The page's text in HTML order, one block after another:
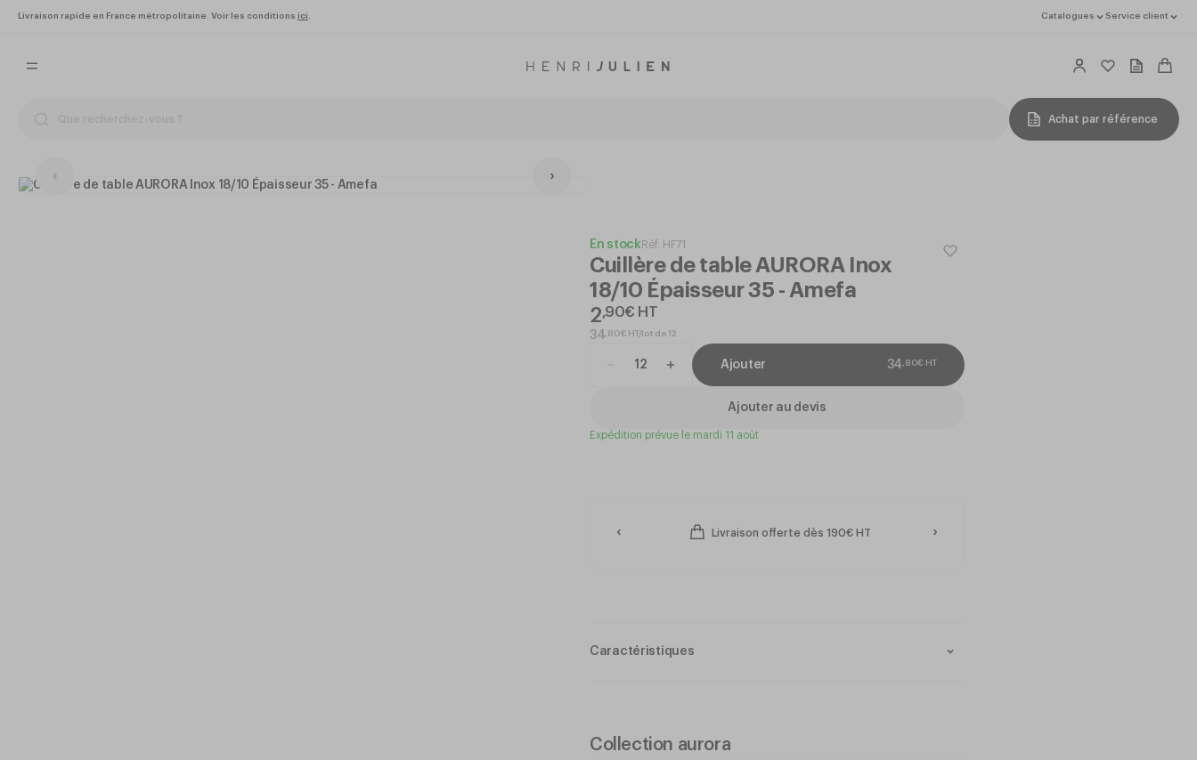
Livraison rapide en France métropolitaine. Voir les conditions ici . Catalogues Service client
Achat par référence
En stock Réf. HF71
Cuillère de table AURORA Inox
18/10 Épaisseur 35 - Amefa
2,90€ HT
34 80€ HT/lot de 12
Ajouter 34 80€ HT
Ajouter au devis
Expédition prévue le mardi 11 août
Livraison offerte dès 190€ HT
Caractéristiques
Épaisseur 35
Collection aurora